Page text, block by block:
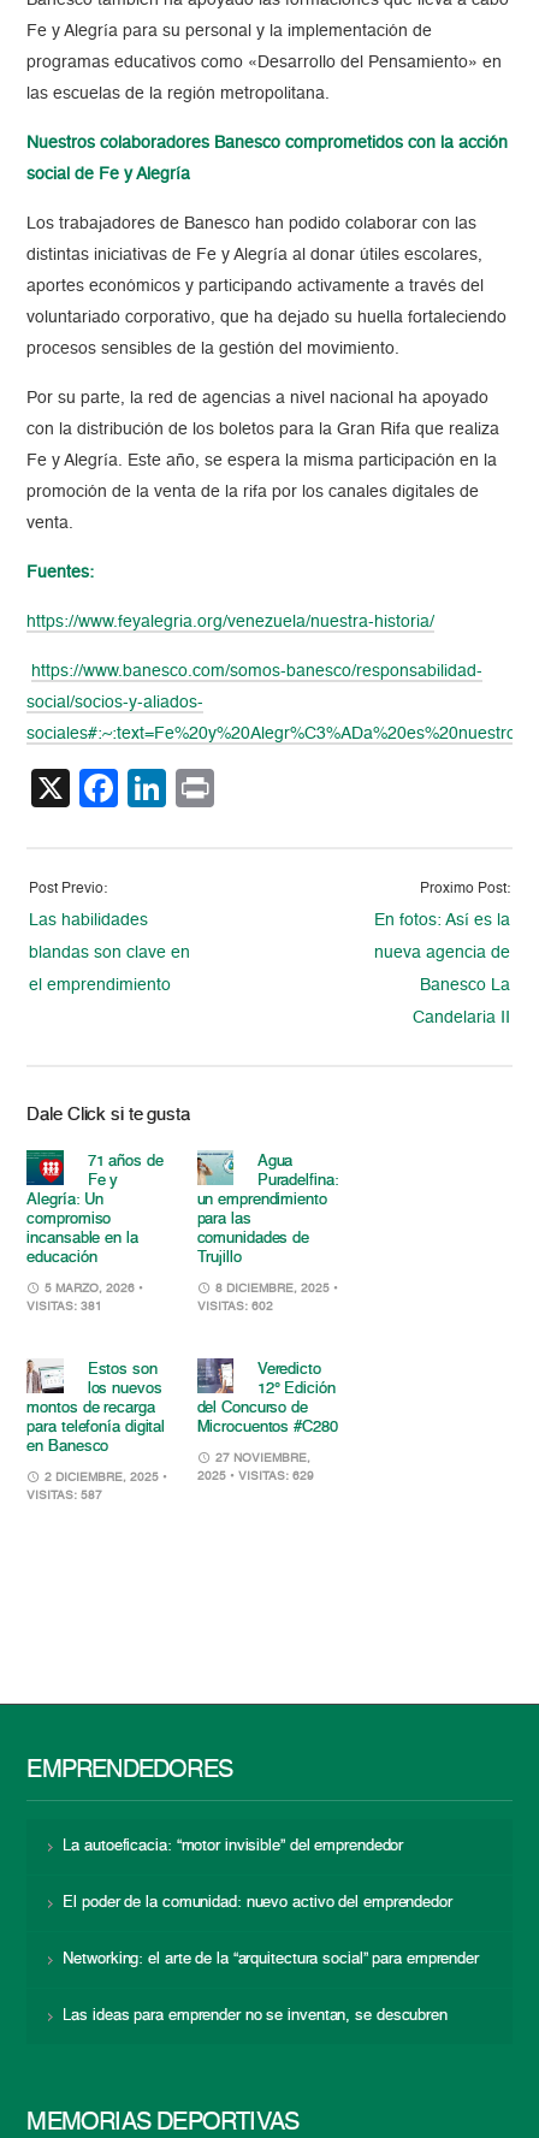
Fe y Alegría para su personal y la implementación de
programas educativos como «Desarrollo del Pensamiento» en
las escuelas de la región metropolitana.
Nuestros colaboradores Banesco comprometidos con la acción
social de Fe y Alegría
Los trabajadores de Banesco han podido colaborar con las
distintas iniciativas de Fe y Alegría al donar útiles escolares,
aportes económicos y participando activamente a través del
voluntariado corporativo, que ha dejado su huella fortaleciendo
procesos sensibles de la gestión del movimiento.
Por su parte, la red de agencias a nivel nacional ha apoyado
con la distribución de los boletos para la Gran Rifa que realiza
Fe y Alegría. Este año, se espera la misma participación en la
promoción de la venta de la rifa por los canales digitales de
venta.
Fuentes:
https://www.feyalegria.org/venezuela/nuestra-historia/
https://www.banesco.com/somos-banesco/responsabilidad-
social/socios-y-aliados-
X Facebook
LinkedIn
Post Previo:
Las habilidades
blandas son clave en
el emprendimiento
Proximo Post:
En fotos: Así es la
nueva agencia de
Banesco La
Candelaria II
Dale Click si te gusta
71 años de
Fe y
Alegría: Un
compromiso
incansable en la
educación
5 MARZO, 2026 •
VISITAS: 381
Agua
Puradelfina:
un emprendimiento
para las
comunidades de
Trujillo
8 DICIEMBRE, 2025 •
VISITAS: 602
Estos son
los nuevos
montos de recarga
para telefonía digital
en Banesco
2 DICIEMBRE, 2025 •
VISITAS: 587
Veredicto
12° Edición
del Concurso de
Microcuentos #C280
27 NOVIEMBRE,
2025 • VISITAS: 629
EMPRENDEDORES
La autoeficacia: “motor invisible” del emprendedor
El poder de la comunidad: nuevo activo del emprendedor
Networking: el arte de la “arquitectura social” para emprender
Las ideas para emprender no se inventan, se descubren
MEMORIAS DEPORTIVAS